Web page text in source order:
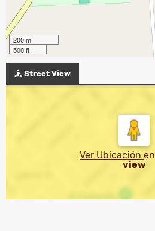
200 m
500 ft
Street View
Ver Ubicación en
view